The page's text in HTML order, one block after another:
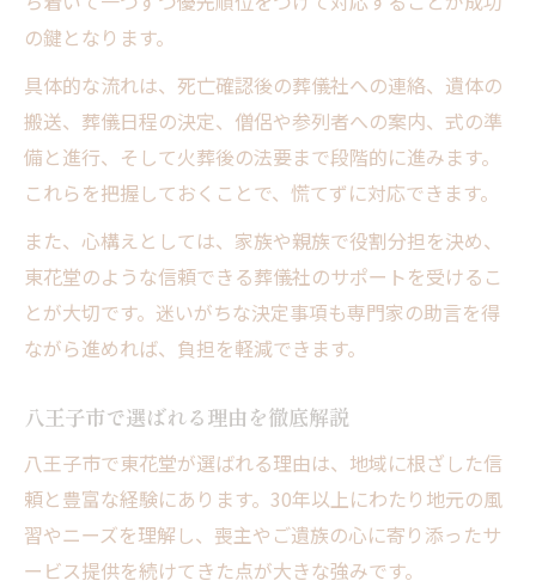
の鍵となります。
具体的な流れは、死亡確認後の葬儀社への連絡、遺体の
搬送、葬儀日程の決定、僧侶や参列者への案内、式の準
備と進行、そして火葬後の法要まで段階的に進みます。
これらを把握しておくことで、慌てずに対応できます。
また、心構えとしては、家族や親族で役割分担を決め、
東花堂のような信頼できる葬儀社のサポートを受けるこ
とが大切です。迷いがちな決定事項も専門家の助言を得
ながら進めれば、負担を軽減できます。
八王子市で選ばれる理由を徹底解説
八王子市で東花堂が選ばれる理由は、地域に根ざした信
頼と豊富な経験にあります。30年以上にわたり地元の風
習やニーズを理解し、喪主やご遺族の心に寄り添ったサ
ービス提供を続けてきた点が大きな強みです。